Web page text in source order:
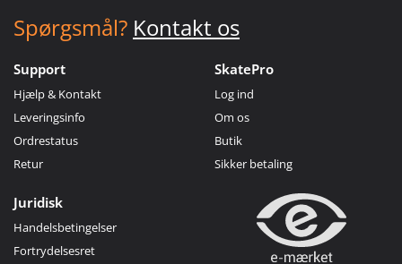
Spørgsmål? Kontakt os
Support
Hjælp & Kontakt
Leveringsinfo
Ordrestatus
Retur
SkatePro
Log ind
Om os
Butik
Sikker betaling
Juridisk
Handelsbetingelser
Fortrydelsesret